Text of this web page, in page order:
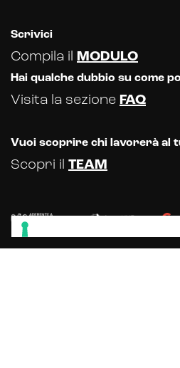
Scrivici
Compila il MODULO
Hai qualche dubbio su come
Visita la sezione FAQ
Vuoi scoprire chi lavorerà al
Scopri il TEAM